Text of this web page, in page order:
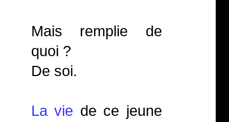
Mais remplie de
quoi ?
De soi.
La vie de ce jeune